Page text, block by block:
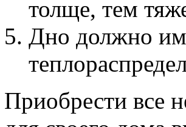
толще, тем
Дно должно
Приобрести все